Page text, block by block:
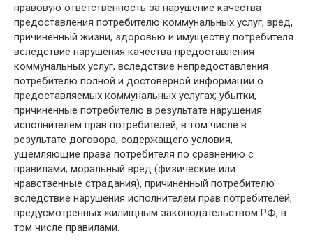
правовую ответственность за нарушение качества
предоставления потребителю коммунальных услуг; вред,
причиненный жизни, здоровью и имуществу потребителя
вследствие нарушения качества предоставления
коммунальных услуг, вследствие непредоставления
потребителю полной и достоверной информации о
предоставляемых коммунальных услугах; убытки,
причиненные потребителю в результате нарушения
исполнителем прав потребителей, в том числе в
результате договора, содержащего условия,
ущемляющие права потребителя по сравнению с
правилами; моральный вред (физические или
нравственные страдания), причиненный потребителю
вследствие нарушения исполнителем прав потребителей,
предусмотренных жилищным законодательством РФ, в
том числе правилами.